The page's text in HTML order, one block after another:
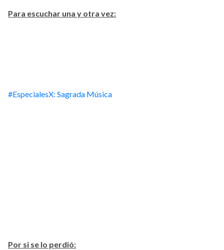
Para escuchar una y otra vez:
#EspecialesX: Sagrada Música
Por si se lo perdió: